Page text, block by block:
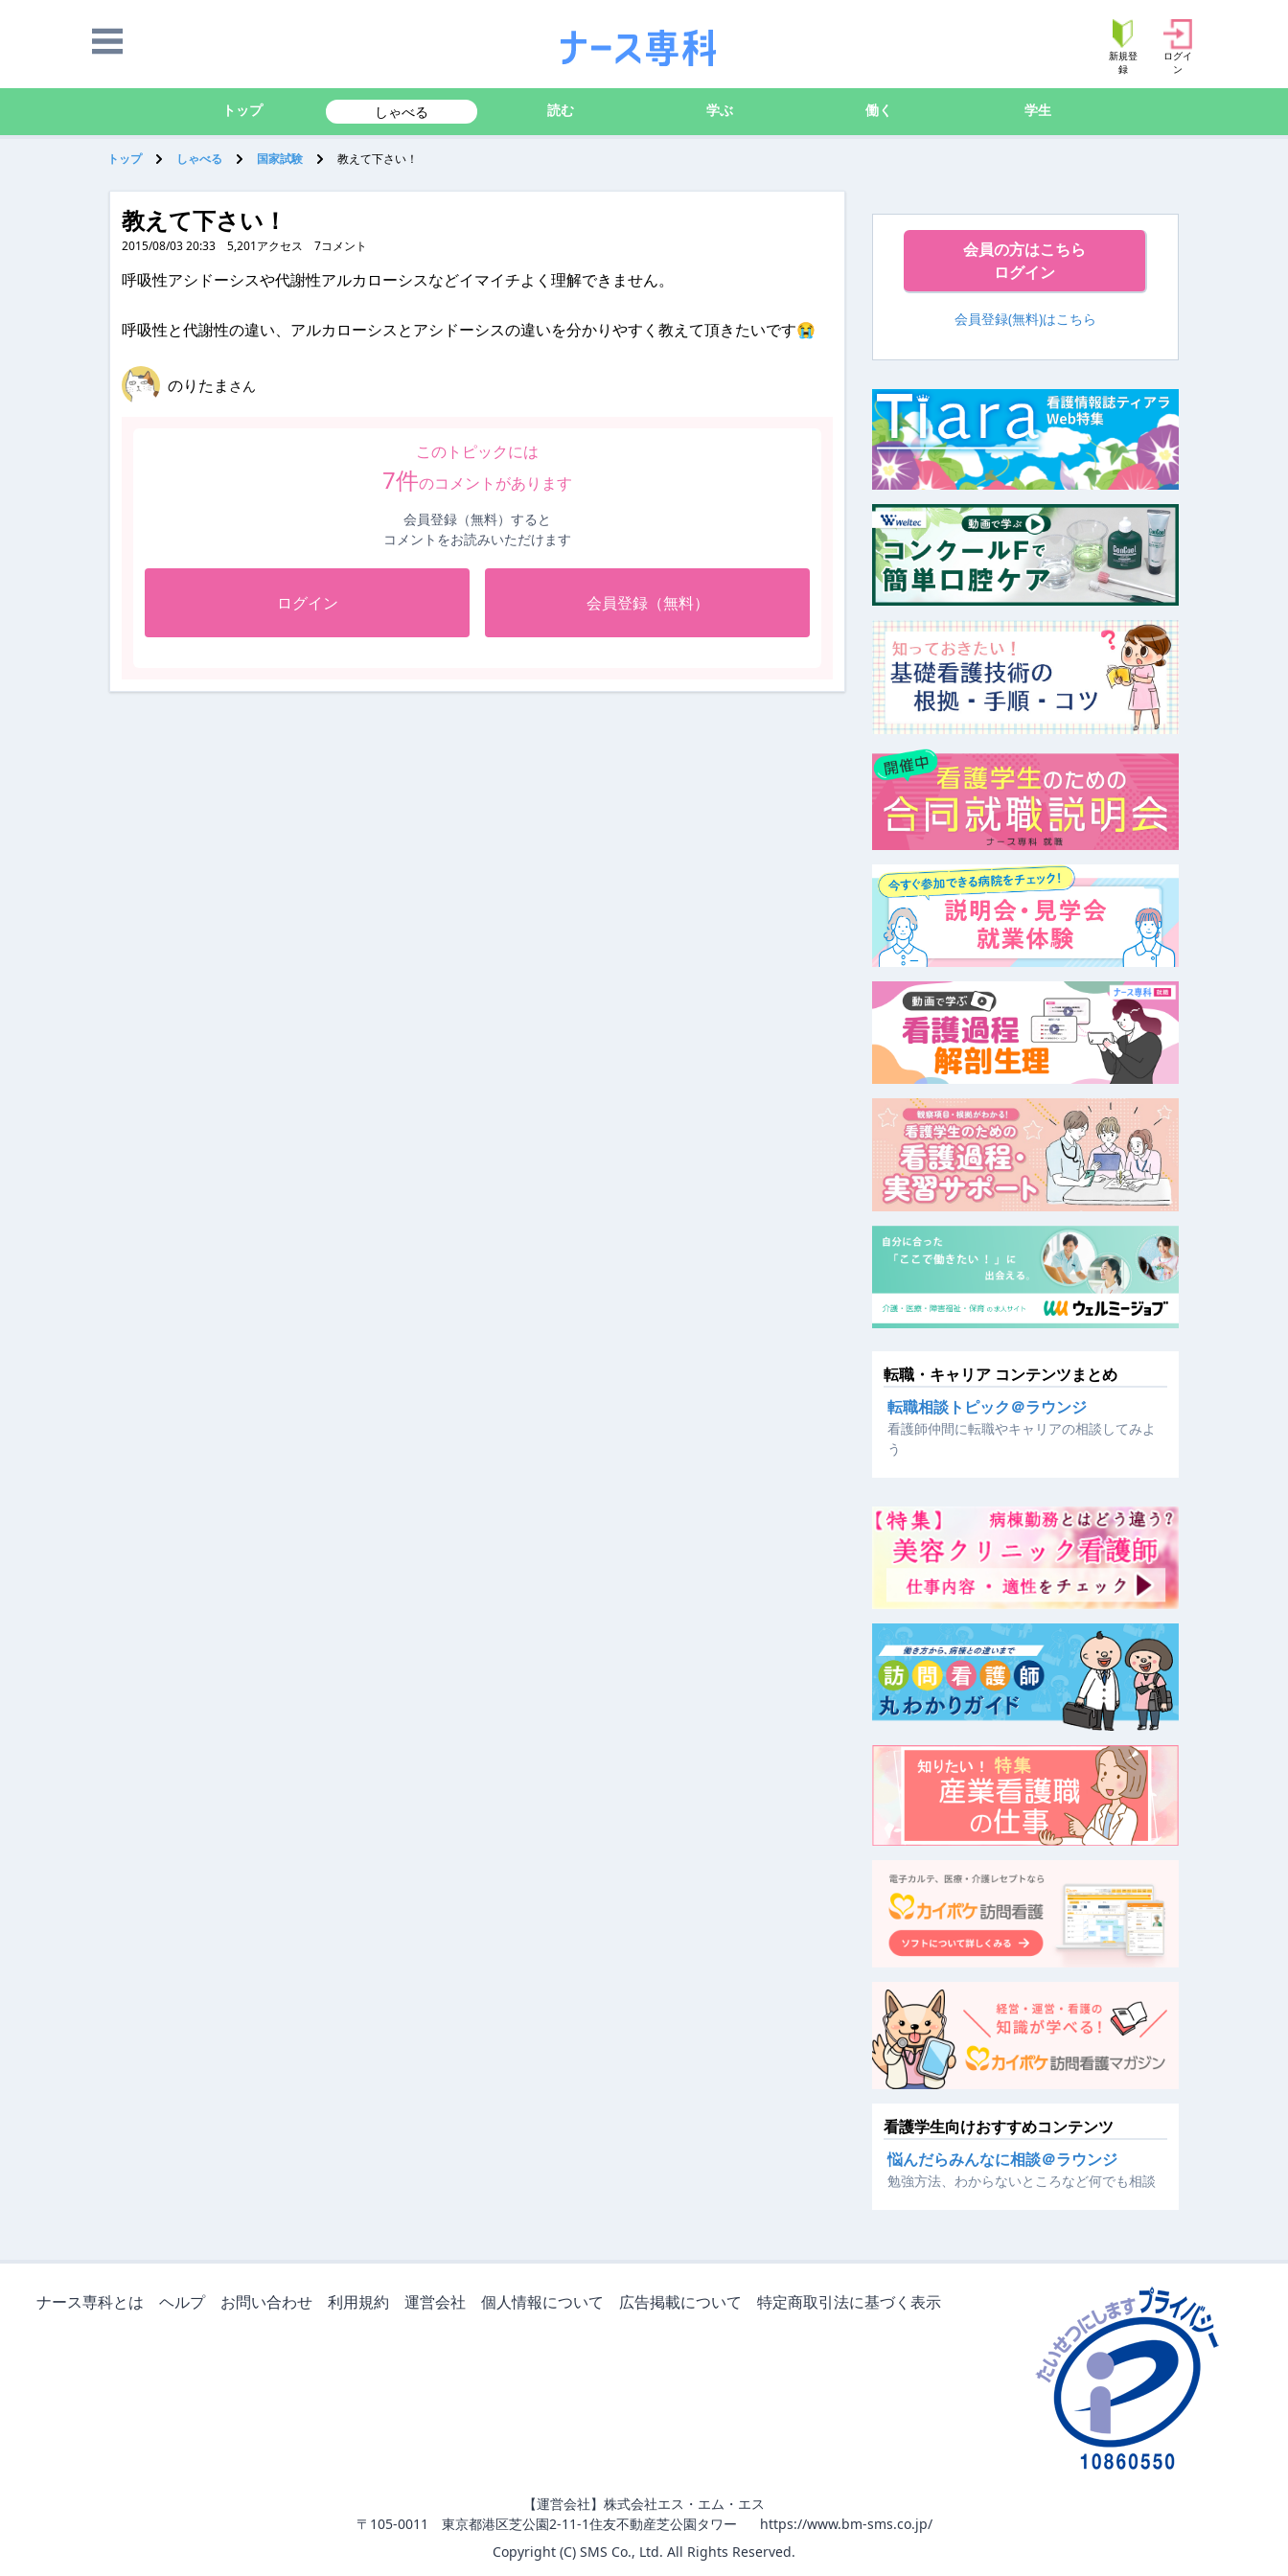
新規登
録
ログイ
ン
トップ しゃべる 読む 学ぶ 働く 学生
トップ しゃべる 国家試験 教えて下さい！
教えて下さい！
2015/08/03 20:33 5,201アクセス 7コメント
呼吸性アシドーシスや代謝性アルカローシスなどイマイチよく理解できません。
呼吸性と代謝性の違い、アルカローシスとアシドーシスの違いを分かりやすく教えて頂きたいです😭
のりたま さん
このトピックには
7件のコメントがあります
会員登録（無料）すると
コメントをお読みいただけます
ログイン 会員登録（無料）
会員の方はこちら
ログイン
会員登録(無料)はこちら
転職・キャリア コンテンツまとめ
転職相談トピック＠ラウンジ
看護師仲間に転職やキャリアの相談してみよ
う
看護学生向けおすすめコンテンツ
悩んだらみんなに相談＠ラウンジ
勉強方法、わからないところなど何でも相談
ナース専科とは ヘルプ お問い合わせ 利用規約 運営会社 個人情報について 広告掲載について 特定商取引法に基づく表示
【運営会社】株式会社エス・エム・エス
〒105-0011 東京都港区芝公園2-11-1住友不動産芝公園タワー
https://www.bm-sms.co.jp/
Copyright (C) SMS Co., Ltd. All Rights Reserved.